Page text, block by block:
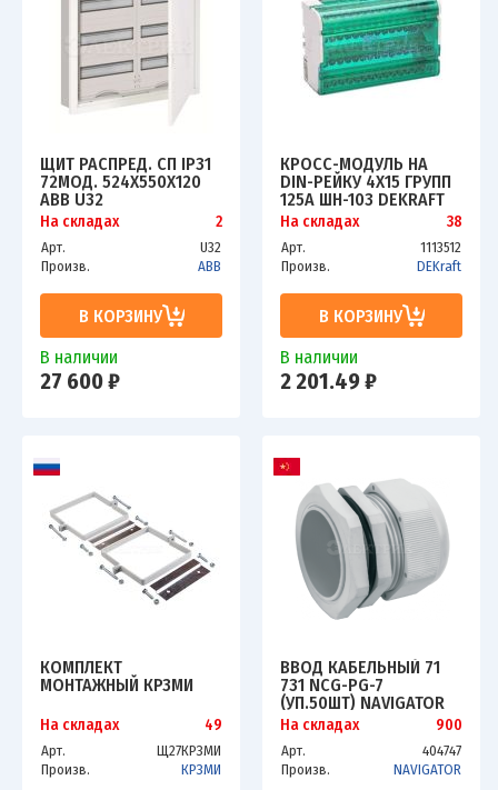
ЩИТ РАСПРЕД. СП IP31
72МОД. 524Х550Х120
ABB U32
2CPX030100R9999
На складах 2
Арт.
U32
Произв.
ABB
В КОРЗИНУ
В наличии
27 600 ₽
КРОСС-МОДУЛЬ НА
DIN-РЕЙКУ 4Х15 ГРУПП
125А ШН-103 DEKRAFT
32019DEK
На складах 38
Арт.
1113512
Произв.
DEKraft
В КОРЗИНУ
В наличии
2 201.49 ₽
КОМПЛЕКТ
МОНТАЖНЫЙ КРЗМИ
На складах 49
Арт.
Щ27КРЗМИ
Произв.
КРЗМИ
ВВОД КАБЕЛЬНЫЙ 71
731 NCG-PG-7
(УП.50ШТ) NAVIGATOR
4670004717318
На складах 900
Арт.
404747
Произв.
NAVIGATOR